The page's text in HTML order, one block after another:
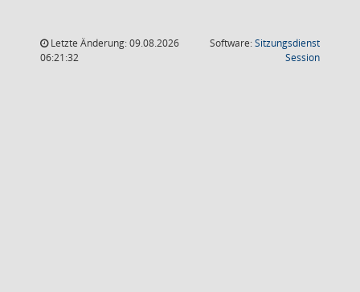
Letzte Änderung: 09.08.2026
06:21:32
Software:Sitzungsdienst
Session(Wird in